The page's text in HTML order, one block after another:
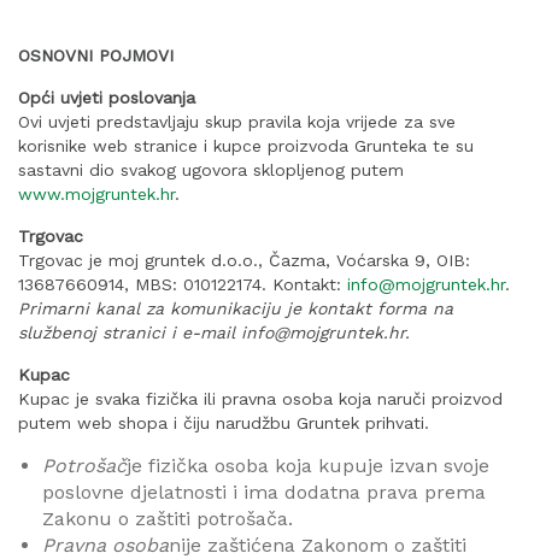
OSNOVNI POJMOVI
Opći uvjeti poslovanja
Ovi uvjeti predstavljaju skup pravila koja vrijede za sve
korisnike web stranice i kupce proizvoda Grunteka te su
sastavni dio svakog ugovora sklopljenog putem
www.mojgruntek.hr.
Trgovac
Trgovac je moj gruntek d.o.o., Čazma, Voćarska 9, OIB:
13687660914, MBS: 010122174. Kontakt: info@mojgruntek.hr.
Primarni kanal za komunikaciju je kontakt forma na
službenoj stranici i e-mail info@mojgruntek.hr.
Kupac
Kupac je svaka fizička ili pravna osoba koja naruči proizvod
putem web shopa i čiju narudžbu Gruntek prihvati.
Potrošačje fizička osoba koja kupuje izvan svoje
poslovne djelatnosti i ima dodatna prava prema
Zakonu o zaštiti potrošača.
Pravna osobanije zaštićena Zakonom o zaštiti